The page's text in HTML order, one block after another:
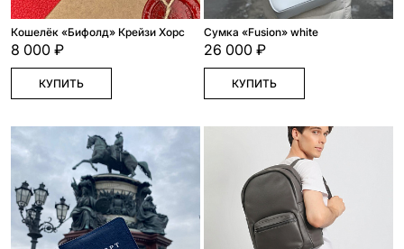
Кошелёк «Бифолд» Крейзи Хорс
8 000 ₽
КУПИТЬ
Сумка «Fusion» white
26 000 ₽
КУПИТЬ